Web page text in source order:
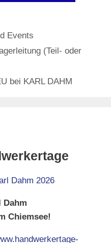
Events
(Teil- oder
bei KARL DAHM
Dahm
Chiemsee!